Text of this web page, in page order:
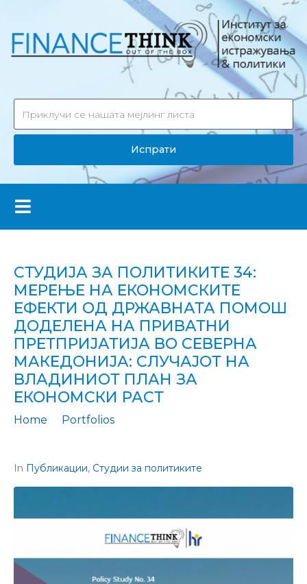
Испрати
СТУДИЈА ЗА ПОЛИТИКИТЕ 34:
МЕРЕЊЕ НА ЕКОНОМСКИТЕ
ЕФЕКТИ ОД ДРЖАВНАТА ПОМОШ
ДОДЕЛЕНА НА ПРИВАТНИ
ПРЕТПРИЈАТИЈА ВО СЕВЕРНА
МАКЕДОНИЈА: СЛУЧАЈОТ НА
ВЛАДИНИОТ ПЛАН ЗА
ЕКОНОМСКИ РАСТ
Home
Portfolios
In Публикации, Студии за политиките